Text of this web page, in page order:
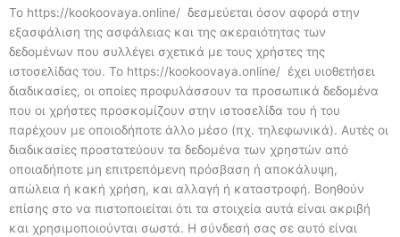
Το https://kookoovaya.online/ δεσμεύεται όσον αφορά στην
εξασφάλιση της ασφάλειας και της ακεραιότητας των
δεδομένων που συλλέγει σχετικά με τους χρήστες της
ιστοσελίδας του. Το https://kookoovaya.online/ έχει υιοθετήσει
διαδικασίες, οι οποίες προφυλάσσουν τα προσωπικά δεδομένα
που οι χρήστες προσκομίζουν στην ιστοσελίδα του ή του
παρέχουν με οποιοδήποτε άλλο μέσο (πχ. τηλεφωνικά). Αυτές οι
διαδικασίες προστατεύουν τα δεδομένα των χρηστών από
οποιαδήποτε μη επιτρεπόμενη πρόσβαση ή αποκάλυψη,
απώλεια ή κακή χρήση, και αλλαγή ή καταστροφή. Βοηθούν
επίσης στο να πιστοποιείται ότι τα στοιχεία αυτά είναι ακριβή
και χρησιμοποιούνται σωστά. Η σύνδεσή σας σε αυτό είναι